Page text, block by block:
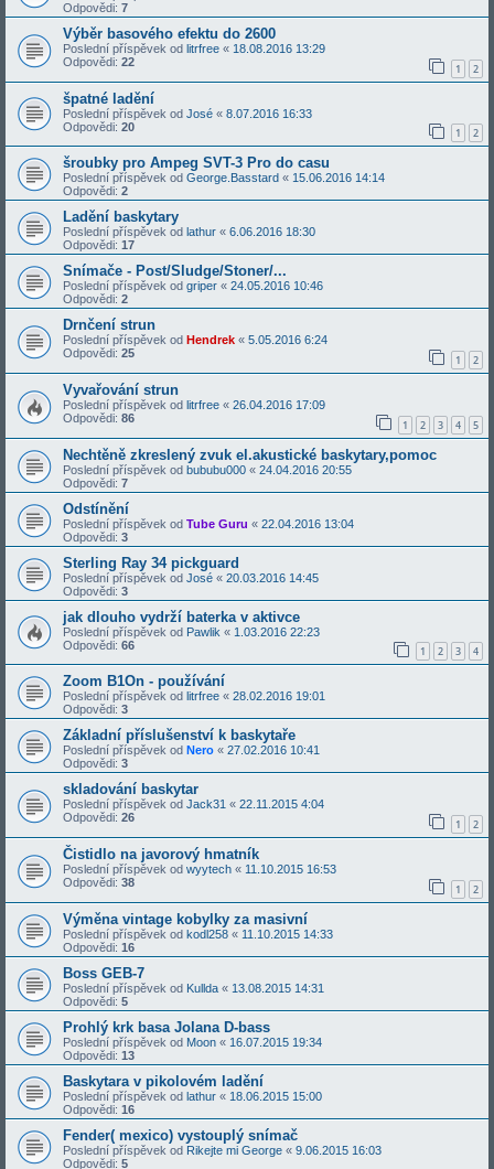
Odpovědi: 7
Výběr basového efektu do 2600
Poslední příspěvek od litrfree « 18.08.2016 13:29
Odpovědi: 22 1 2
špatné ladění
Poslední příspěvek od José « 8.07.2016 16:33
Odpovědi: 20 1 2
šroubky pro Ampeg SVT-3 Pro do casu
Poslední příspěvek od George.Basstard « 15.06.2016 14:14
Odpovědi: 2
Ladění baskytary
Poslední příspěvek od lathur « 6.06.2016 18:30
Odpovědi: 17
Snímače - Post/Sludge/Stoner/...
Poslední příspěvek od griper « 24.05.2016 10:46
Odpovědi: 2
Drnčení strun
Poslední příspěvek od Hendrek « 5.05.2016 6:24
Odpovědi: 25 1 2
Vyvařování strun
Poslední příspěvek od litrfree « 26.04.2016 17:09
Odpovědi: 86 1 2 3 4 5
Nechtěně zkreslený zvuk el.akustické baskytary,pomoc
Poslední příspěvek od bububu000 « 24.04.2016 20:55
Odpovědi: 7
Odstínění
Poslední příspěvek od Tube Guru « 22.04.2016 13:04
Odpovědi: 3
Sterling Ray 34 pickguard
Poslední příspěvek od José « 20.03.2016 14:45
Odpovědi: 3
jak dlouho vydrží baterka v aktivce
Poslední příspěvek od Pawlik « 1.03.2016 22:23
Odpovědi: 66 1 2 3 4
Zoom B1On - používání
Poslední příspěvek od litrfree « 28.02.2016 19:01
Odpovědi: 3
Základní příslušenství k baskytaře
Poslední příspěvek od Nero « 27.02.2016 10:41
Odpovědi: 3
skladování baskytar
Poslední příspěvek od Jack31 « 22.11.2015 4:04
Odpovědi: 26 1 2
Čistidlo na javorový hmatník
Poslední příspěvek od wyytech « 11.10.2015 16:53
Odpovědi: 38 1 2
Výměna vintage kobylky za masivní
Poslední příspěvek od kodl258 « 11.10.2015 14:33
Odpovědi: 16
Boss GEB-7
Poslední příspěvek od Kullda « 13.08.2015 14:31
Odpovědi: 5
Prohlý krk basa Jolana D-bass
Poslední příspěvek od Moon « 16.07.2015 19:34
Odpovědi: 13
Baskytara v pikolovém ladění
Poslední příspěvek od lathur « 18.06.2015 15:00
Odpovědi: 16
Fender( mexico) vystouplý snímač
Poslední příspěvek od Rikejte mi George « 9.06.2015 16:03
Odpovědi: 5